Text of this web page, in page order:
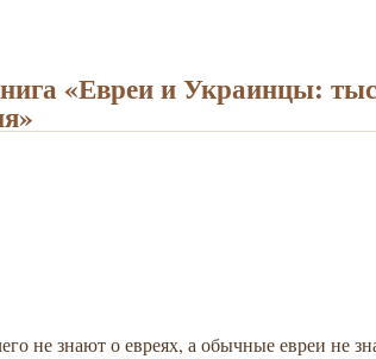
«Евреи и Украинцы:
не знают о евреях, а обычные евреи не